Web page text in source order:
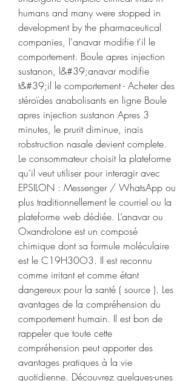
humans and many were stopped in
development by the pharmaceutical
companies, l'anavar modifie t'il le
comportement. Boule apres injection
sustanon, l&#39;anavar modifie
t&#39;il le comportement - Acheter des
stéroïdes anabolisants en ligne Boule
apres injection sustanon Apres 3
minutes, le prurit diminue, inais
robstruction nasale devient complete.
Le consommateur choisit la plateforme
qu’il veut utiliser pour interagir avec
EPSILON : Messenger / WhatsApp ou
plus traditionnellement le courriel ou la
plateforme web dédiée. L’anavar ou
Oxandrolone est un composé
chimique dont sa formule moléculaire
est le C19H30O3. Il est reconnu
comme irritant et comme étant
dangereux pour la santé ( source ). Les
avantages de la compréhension du
comportement humain. Il est bon de
rappeler que toute cette
compréhension peut apporter des
avantages pratiques à la vie
quotidienne. Découvrez quelques-unes